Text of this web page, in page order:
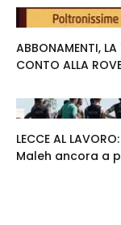
ABBONAMENTI,
CONTO ALLA
LECCE AL
Maleh ancora a